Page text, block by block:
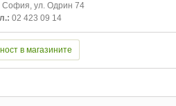
София, ул. Одрин 74
02 423 09 14
в магазините